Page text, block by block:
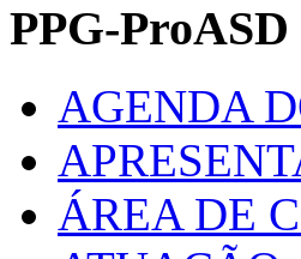
PPG-ProASD
AGENDA
ÁREA DE